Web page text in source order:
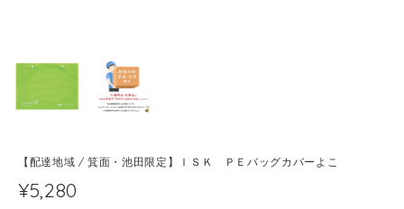
【配達地域 / 箕面・池田限定】ＩＳＫ ＰＥバッグカバーよこ
¥5,280